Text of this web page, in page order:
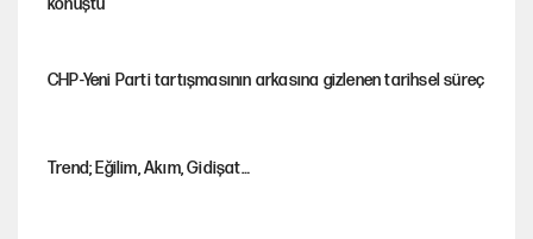
konuştu
CHP-Yeni Parti tartışmasının arkasına gizlenen tarihsel süreç
Trend; Eğilim, Akım, Gidişat…